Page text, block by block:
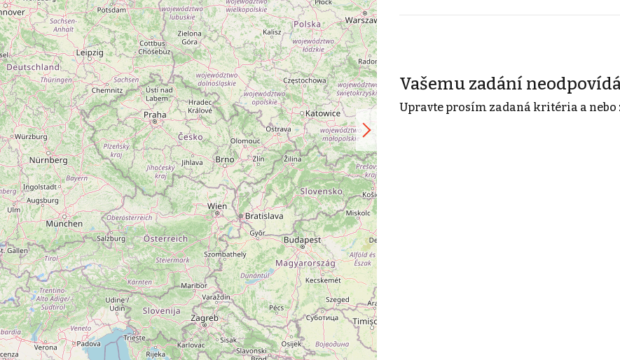
Vašemu zadání
Upravte prosím zadaná kritéria a